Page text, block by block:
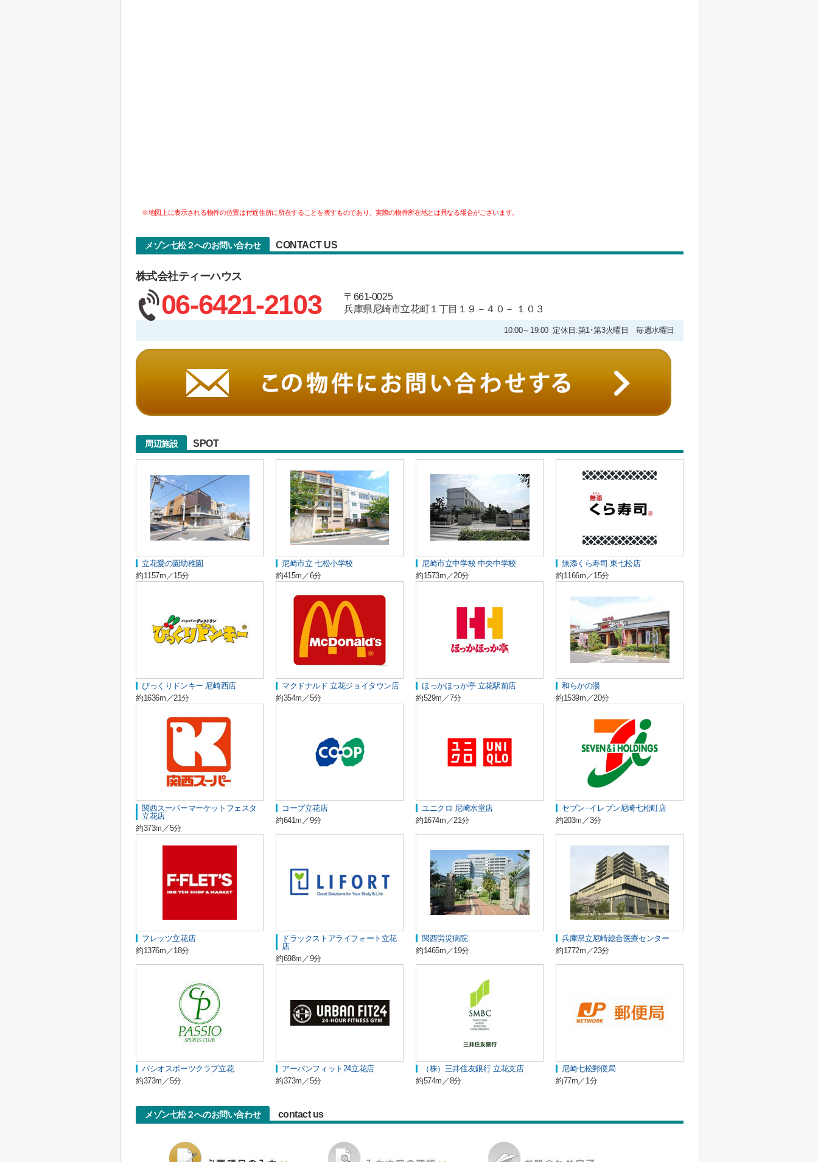
※地図上に表示される物件の位置は付近住所に所在することを表すものであり、実際の物件所在地とは異なる場合がございます。
メゾン七松２へのお問い合わせ CONTACT US
株式会社ティーハウス
06-6421-2103
〒661-0025
兵庫県尼崎市立花町１丁目１９－４０－ １０３
10:00～19:00 定休日:第1･第3火曜日 毎週水曜日
周辺施設 SPOT
立花愛の園幼稚園
約1157m／15分
尼崎市立 七松小学校
約415m／6分
尼崎市立中学校 中央中学校
約1573m／20分
無添くら寿司 東七松店
約1166m／15分
びっくりドンキー 尼崎西店
約1636m／21分
マクドナルド 立花ジョイタウン店
約354m／5分
ほっかほっか亭 立花駅前店
約529m／7分
和らかの湯
約1539m／20分
関西スーパーマーケットフェスタ
立花店
約373m／5分
コープ立花店
約641m／9分
ユニクロ 尼崎水堂店
約1674m／21分
セブン−イレブン尼崎七松町店
約203m／3分
フレッツ立花店
約1376m／18分
ドラックストアライフォート立花
店
約698m／9分
関西労災病院
約1465m／19分
兵庫県立尼崎総合医療センター
約1772m／23分
パシオスポーツクラブ立花
約373m／5分
アーバンフィット24立花店
約373m／5分
（株）三井住友銀行 立花支店
約574m／8分
尼崎七松郵便局
約77m／1分
メゾン七松２へのお問い合わせ contact us